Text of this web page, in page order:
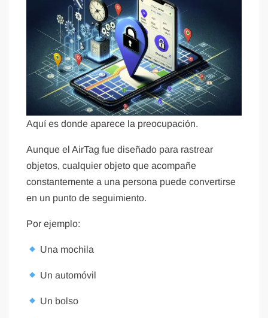
Aquí es donde aparece la preocupación.
Aunque el AirTag fue diseñado para rastrear
objetos, cualquier objeto que acompañe
constantemente a una persona puede convertirse
en un punto de seguimiento.
Por ejemplo:
Una mochila
Un automóvil
Un bolso